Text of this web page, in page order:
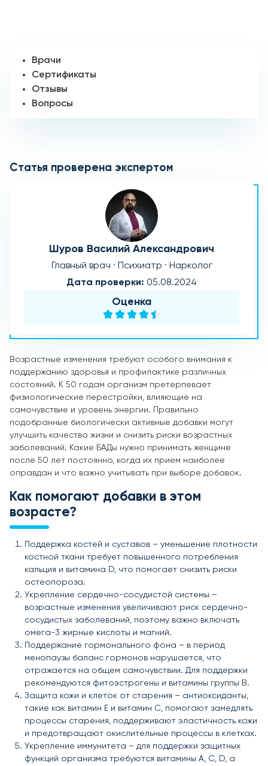
Врачи
Сертификаты
Отзывы
Вопросы
Статья проверена экспертом
Шуров Василий Александрович
Главный врач · Психиатр · Нарколог
Дата проверки: 05.08.2024
Оценка
Возрастные изменения требуют особого внимания к
поддержанию здоровья и профилактике различных
состояний. К 50 годам организм претерпевает
физиологические перестройки, влияющие на
самочувствие и уровень энергии. Правильно
подобранные биологически активные добавки могут
улучшить качество жизни и снизить риски возрастных
заболеваний. Какие БАДы нужно принимать женщине
после 50 лет постоянно, когда их прием наиболее
оправдан и что важно учитывать при выборе добавок.
Как помогают добавки в этом
возрасте?
Поддержка костей и суставов – уменьшение плотности
костной ткани требует повышенного потребления
кальция и витамина D, что помогает снизить риски
остеопороза.
Укрепление сердечно-сосудистой системы –
возрастные изменения увеличивают риск сердечно-
сосудистых заболеваний, поэтому важно включать
омега-3 жирные кислоты и магний.
Поддержание гормонального фона – в период
менопаузы баланс гормонов нарушается, что
отражается на общем самочувствии. Для поддержки
рекомендуются фитоэстрогены и витамины группы B.
Защита кожи и клеток от старения – антиоксиданты,
такие как витамин E и витамин C, помогают замедлять
процессы старения, поддерживают эластичность кожи
и предотвращают окислительные процессы в клетках.
Укрепление иммунитета – для поддержки защитных
функций организма требуются витамины A, C, D, а